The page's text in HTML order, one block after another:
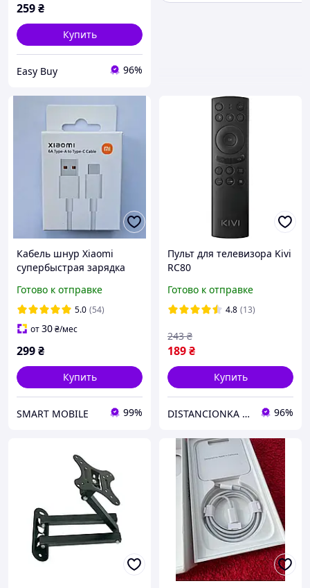
259₴
Купить
Easy Buy 96%
Кабель шнур Xiaomi
супербыстрая зарядка
Charge USB Type-C 6A 1м
Готово к отправке
5.0 (54)
от30₴/мес
299₴
Купить
SMART MOBILE 99%
Пульт для телевизора Kivi
RC80
Готово к отправке
4.8 (13)
189₴
243 ₴
Купить
DISTANCIONKA | Інтернет-магазин пультів 96%